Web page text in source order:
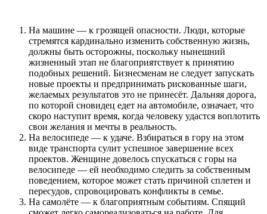
На машине — к грозящей опасности. Люди, которые
стремятся кардинально изменить собственную жизнь,
должны быть осторожны, поскольку нынешний
жизненный этап не благоприятствует к принятию
подобных решений. Бизнесменам не следует запускать
новые проекты и предпринимать рискованные шаги,
желаемых результатов это не принесёт. Дальняя дорога,
по которой сновидец едет на автомобиле, означает, что
скоро наступит время, когда человеку удастся воплотить
свои желания и мечты в реальность.
На велосипеде — к удаче. Взбираться в гору на этом
виде транспорта сулит успешное завершение всех
проектов. Женщине довелось спускаться с горы на
велосипеде — ей необходимо следить за собственным
поведением, которое может стать причиной сплетен и
пересудов, спровоцировать конфликты в семье.
На самолёте — к благоприятным событиям. Спящий